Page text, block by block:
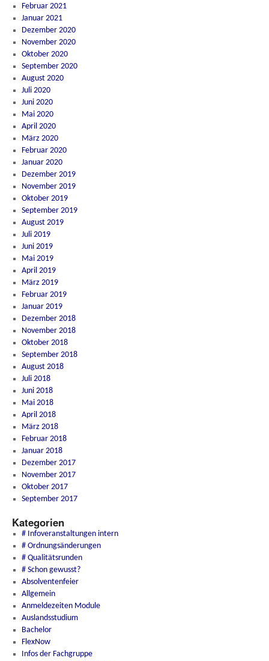
Februar 2021
Januar 2021
Dezember 2020
November 2020
Oktober 2020
September 2020
August 2020
Juli 2020
Juni 2020
Mai 2020
April 2020
März 2020
Februar 2020
Januar 2020
Dezember 2019
November 2019
Oktober 2019
September 2019
August 2019
Juli 2019
Juni 2019
Mai 2019
April 2019
März 2019
Februar 2019
Januar 2019
Dezember 2018
November 2018
Oktober 2018
September 2018
August 2018
Juli 2018
Juni 2018
Mai 2018
April 2018
März 2018
Februar 2018
Januar 2018
Dezember 2017
November 2017
Oktober 2017
September 2017
Kategorien
# Infoveranstaltungen intern
# Ordnungsänderungen
# Qualitätsrunden
# Schon gewusst?
Absolventenfeier
Allgemein
Anmeldezeiten Module
Auslandsstudium
Bachelor
FlexNow
Infos der Fachgruppe